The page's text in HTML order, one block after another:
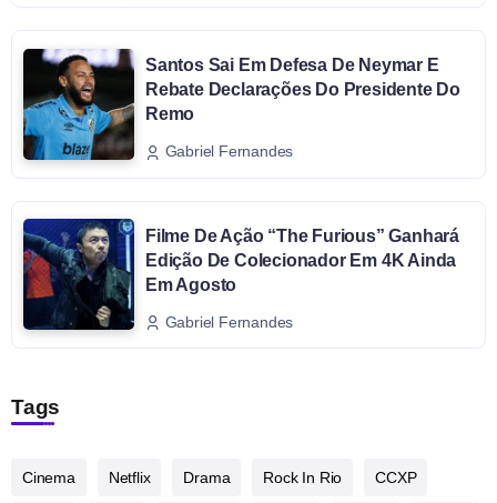
Santos Sai Em Defesa De Neymar E
Rebate Declarações Do Presidente Do
Remo
Gabriel Fernandes
Filme De Ação “The Furious” Ganhará
Edição De Colecionador Em 4K Ainda
Em Agosto
Gabriel Fernandes
Tags
Cinema Netflix Drama Rock In Rio CCXP